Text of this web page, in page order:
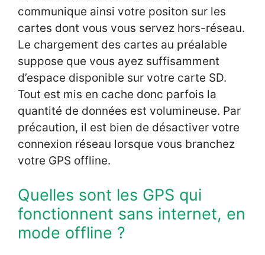
communique ainsi votre positon sur les
cartes dont vous vous servez hors-réseau.
Le chargement des cartes au préalable
suppose que vous ayez suffisamment
d’espace disponible sur votre carte SD.
Tout est mis en cache donc parfois la
quantité de données est volumineuse. Par
précaution, il est bien de désactiver votre
connexion réseau lorsque vous branchez
votre GPS offline.
Quelles sont les GPS qui
fonctionnent sans internet, en
mode offline ?